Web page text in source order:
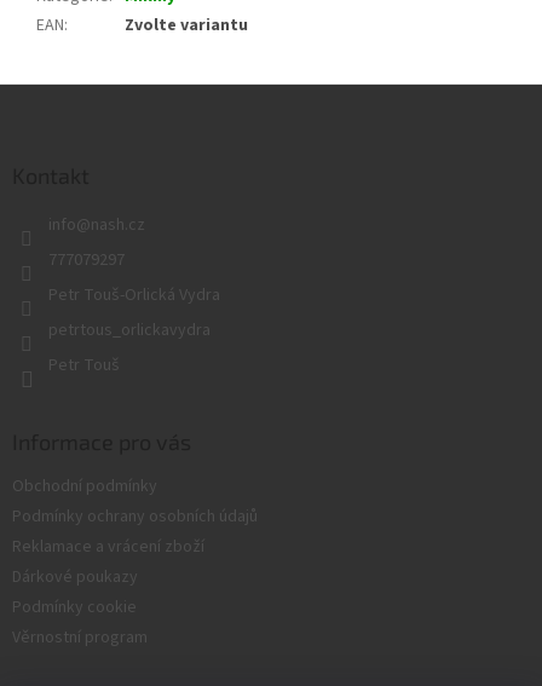
EAN: Zvolte variantu
info@nash.cz
777079297
Petr Touš-Orlická Vydra
petrtous_orlickavydra
Petr Touš
Obchodní podmínky
Podmínky ochrany osobních údajů
Reklamace a vrácení zboží
Dárkové poukazy
Podmínky cookie
Věrnostní program